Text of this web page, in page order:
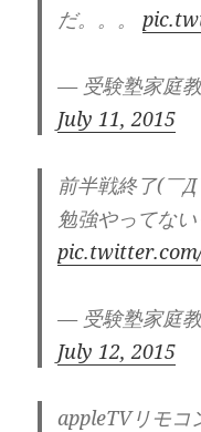
だ。。。
— 受験塾家庭
July 11, 2015
前半戦終了(￣
勉強やってな
— 受験塾家庭
July 12, 2015
appleTVリモコ